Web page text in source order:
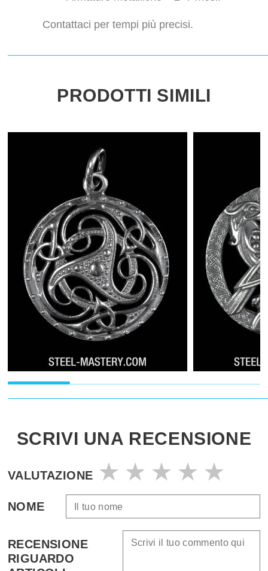
Contattaci per tempi più precisi.
PRODOTTI SIMILI
SCRIVI UNA RECENSIONE
VALUTAZIONE
NOME
RECENSIONE
RIGUARDO